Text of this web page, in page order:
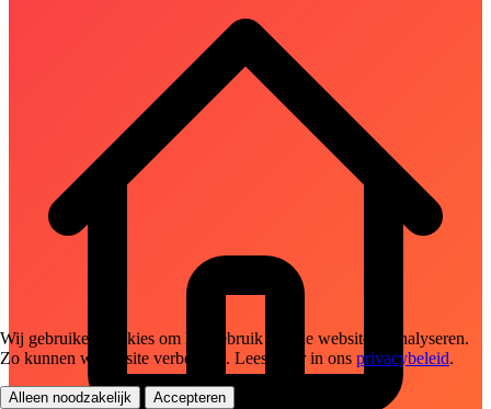
Wij gebruiken cookies om het gebruik van de website te analyseren.
Zo kunnen we de site verbeteren. Lees meer in ons privacybeleid.
Alleen noodzakelijk Accepteren